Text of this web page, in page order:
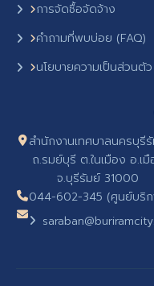
การจัดซื้อจัดจ้าง
คำถามที่พบบ่อย (FAQ)
นโยบายความเป็นส่วนตัว
สำนักงานเทศบาลนครบุรี
ถ.รมย์บุรี ต.ในเมือง อ.เมื
จ.บุรีรัมย์ 31000
044-602-345 (ศูนย์บริก